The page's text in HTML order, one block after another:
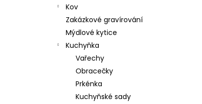
Kov
Zakázkové gravírování
Mýdlové kytice
Kuchyňka
Vařechy
Obracečky
Prkénka
Kuchyňské sady